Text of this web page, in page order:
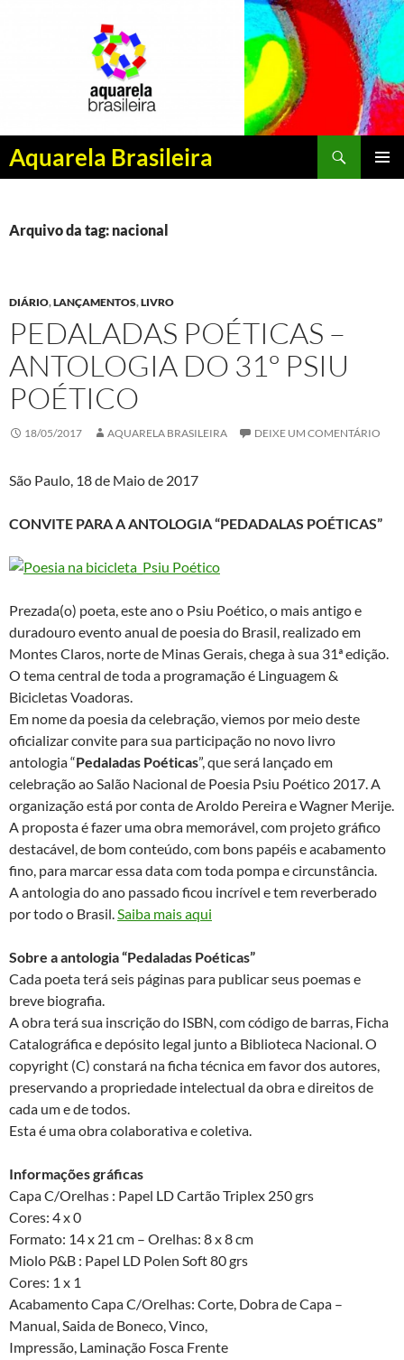
Aquarela Brasileira
Pesquisar
PULAR
CONTEÚDO
Arquivo da tag: nacional
DIÁRIO,LANÇAMENTOS,LIVRO
PEDALADAS POÉTICAS –
ANTOLOGIA DO 31º PSIU
POÉTICO
18/05/2017 AQUARELA BRASILEIRA DEIXE UM COMENTÁRIO
São Paulo, 18 de Maio de 2017
CONVITE PARA A ANTOLOGIA “PEDADALAS POÉTICAS”
Prezada(o) poeta, este ano o Psiu Poético, o mais antigo e
duradouro evento anual de poesia do Brasil, realizado em
Montes Claros, norte de Minas Gerais, chega à sua 31ª edição.
O tema central de toda a programação é Linguagem &
Bicicletas Voadoras.
Em nome da poesia da celebração, viemos por meio deste
oficializar convite para sua participação no novo livro
antologia “Pedaladas Poéticas”, que será lançado em
celebração ao Salão Nacional de Poesia Psiu Poético 2017. A
organização está por conta de Aroldo Pereira e Wagner Merije.
A proposta é fazer uma obra memorável, com projeto gráfico
destacável, de bom conteúdo, com bons papéis e acabamento
fino, para marcar essa data com toda pompa e circunstância.
A antologia do ano passado ficou incrível e tem reverberado
por todo o Brasil.Saiba mais aqui
Sobre a antologia “Pedaladas Poéticas”
Cada poeta terá seis páginas para publicar seus poemas e
breve biografia.
A obra terá sua inscrição do ISBN, com código de barras, Ficha
Catalográfica e depósito legal junto a Biblioteca Nacional. O
copyright (C) constará na ficha técnica em favor dos autores,
preservando a propriedade intelectual da obra e direitos de
cada um e de todos.
Esta é uma obra colaborativa e coletiva.
Informações gráficas
Capa C/Orelhas : Papel LD Cartão Triplex 250 grs
Cores: 4 x 0
Formato: 14 x 21 cm – Orelhas: 8 x 8 cm
Miolo P&B : Papel LD Polen Soft 80 grs
Cores: 1 x 1
Acabamento Capa C/Orelhas: Corte, Dobra de Capa –
Manual, Saida de Boneco, Vinco,
Impressão, Laminação Fosca Frente